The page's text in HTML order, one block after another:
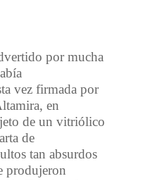
por mucha
vez firmada por
en
de un vitriólico
de
tan absurdos
produjeron